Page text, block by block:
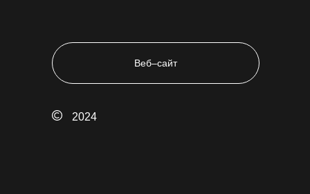
2024
Веб–сайт